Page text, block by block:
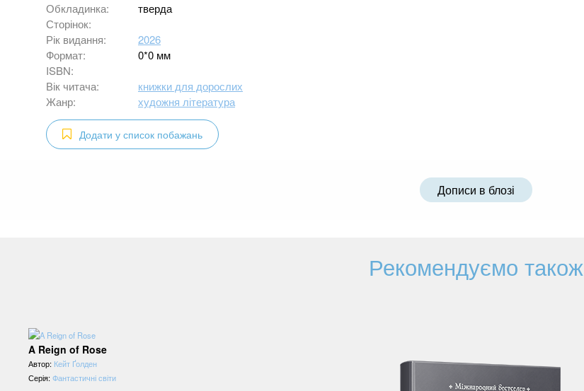
Обкладинка:
тверда
Сторінок:
Рік видання:
2026
Формат:
0*0 мм
ISBN:
Вік читача:
книжки для дорослих
Жанр:
художня література
Додати у список побажань
Дописи в блозі
Рекомендуємо також
A Reign of Rose
Автор: Кейт Ґолден
Серія:Фантастичні світи